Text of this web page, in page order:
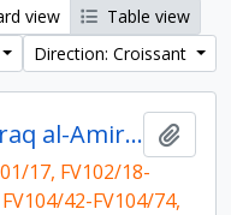
view
Table view
Direction: Croissant
Direction des fouilles d'Iraq al-Amir et co-direction des fouilles franco-jordaniennes de Khirbet edh-Dharih (ministère des Affaires étrangères et université du Yarmouk)
17, FV102/18-
42-FV104/74,